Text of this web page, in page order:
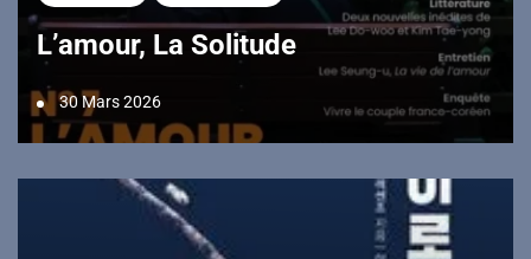
L’amour, La Solitude
30 Mars 2026